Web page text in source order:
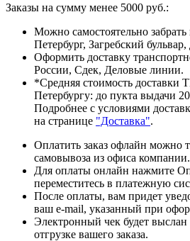
Заказы на сумму менее 5000 руб.:
Можно самостоятельно
Петербург, Загребский
Оформить доставку
России, Сдек, Деловые линии.
*Средняя стоимость
Петербургу: до пукта выдачи
Подробнее с условиями
на странице "Доставка".
Оплатить заказ офлайн можно
самовывоза из офиса компании.
Для оплаты онлайн нажмите
переместитесь в платежную
После оплаты, вам придет
ваш e-mail, указанный при
Электронный чек будет
отгрузке вашего заказа.